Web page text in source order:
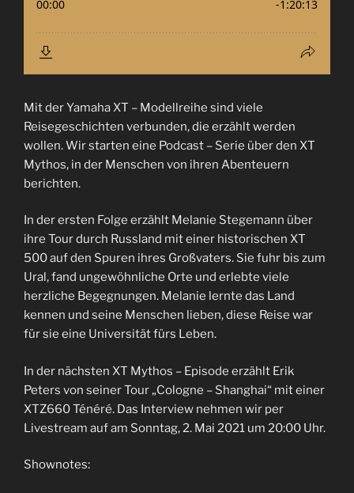
Mit der Yamaha XT – Modellreihe sind viele
Reisegeschichten verbunden, die erzählt werden
wollen. Wir starten eine Podcast – Serie über den XT
Mythos, in der Menschen von ihren Abenteuern
berichten.
In der ersten Folge erzählt Melanie Stegemann über
ihre Tour durch Russland mit einer historischen XT
500 auf den Spuren ihres Großvaters. Sie fuhr bis zum
Ural, fand ungewöhnliche Orte und erlebte viele
herzliche Begegnungen. Melanie lernte das Land
kennen und seine Menschen lieben, diese Reise war
für sie eine Universität fürs Leben.
In der nächsten XT Mythos – Episode erzählt Erik
Peters von seiner Tour „Cologne – Shanghai“ mit einer
XTZ660 Ténéré. Das Interview nehmen wir per
Livestream auf am Sonntag, 2. Mai 2021 um 20:00 Uhr.
Shownotes: